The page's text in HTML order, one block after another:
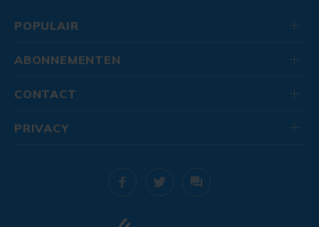
POPULAIR
ABONNEMENTEN
CONTACT
PRIVACY